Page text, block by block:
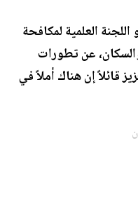
العلمية لمكافحة
عن تطورات
قائلاً إن هناك أملاً في